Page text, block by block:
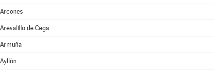
Arcones
Arevalillo de Cega
Armuña
Ayllón